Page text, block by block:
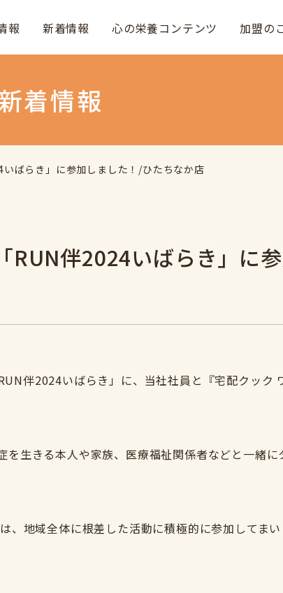
報 新着情報 心の栄養コンテンツ 加盟の
着情報
ばらき」に参加しました！/ひたちなか店
RUN伴2024いばらき」に
伴2024いばらき」に、当社社員と『宅配クック
生きる本人や家族、医療福祉関係者などと一緒に
地域全体に根差した活動に積極的に参加してまい